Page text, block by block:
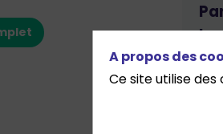
la
Le
A propos des
Ce site utilise